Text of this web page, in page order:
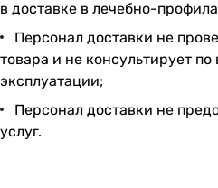
в доставке в лечебно-
Персонал доставки не
товара и не консультирует по
эксплуатации;
Персонал доставки не
услуг.